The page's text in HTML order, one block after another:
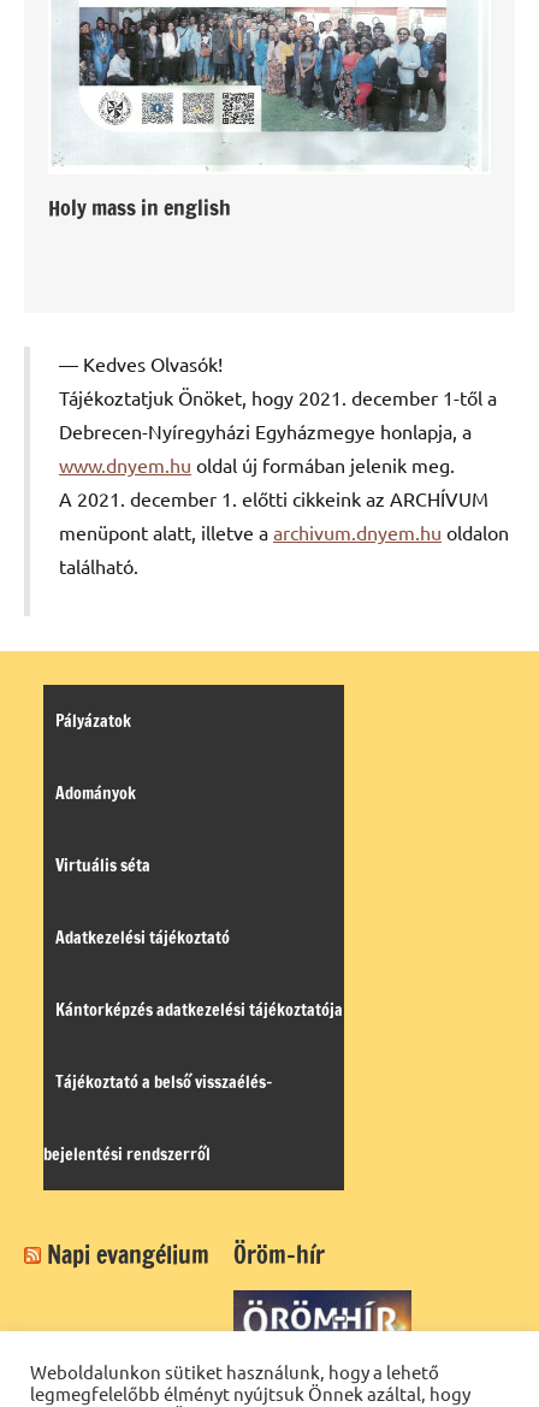
Holy mass in english
Kedves Olvasók!
Tájékoztatjuk Önöket, hogy 2021. december 1-től a
Debrecen-Nyíregyházi Egyházmegye honlapja, a
www.dnyem.hu oldal új formában jelenik meg.
A 2021. december 1. előtti cikkeink az ARCHÍVUM
menüpont alatt, illetve a archivum.dnyem.hu oldalon
található.
Pályázatok
Adományok
Virtuális séta
Adatkezelési tájékoztató
Kántorképzés adatkezelési tájékoztatója
Tájékoztató a belső visszaélés-
bejelentési rendszerről
Napi evangélium Öröm-hír
Weboldalunkon sütiket használunk, hogy a lehető
legmegfelelőbb élményt nyújtsuk Önnek azáltal, hogy